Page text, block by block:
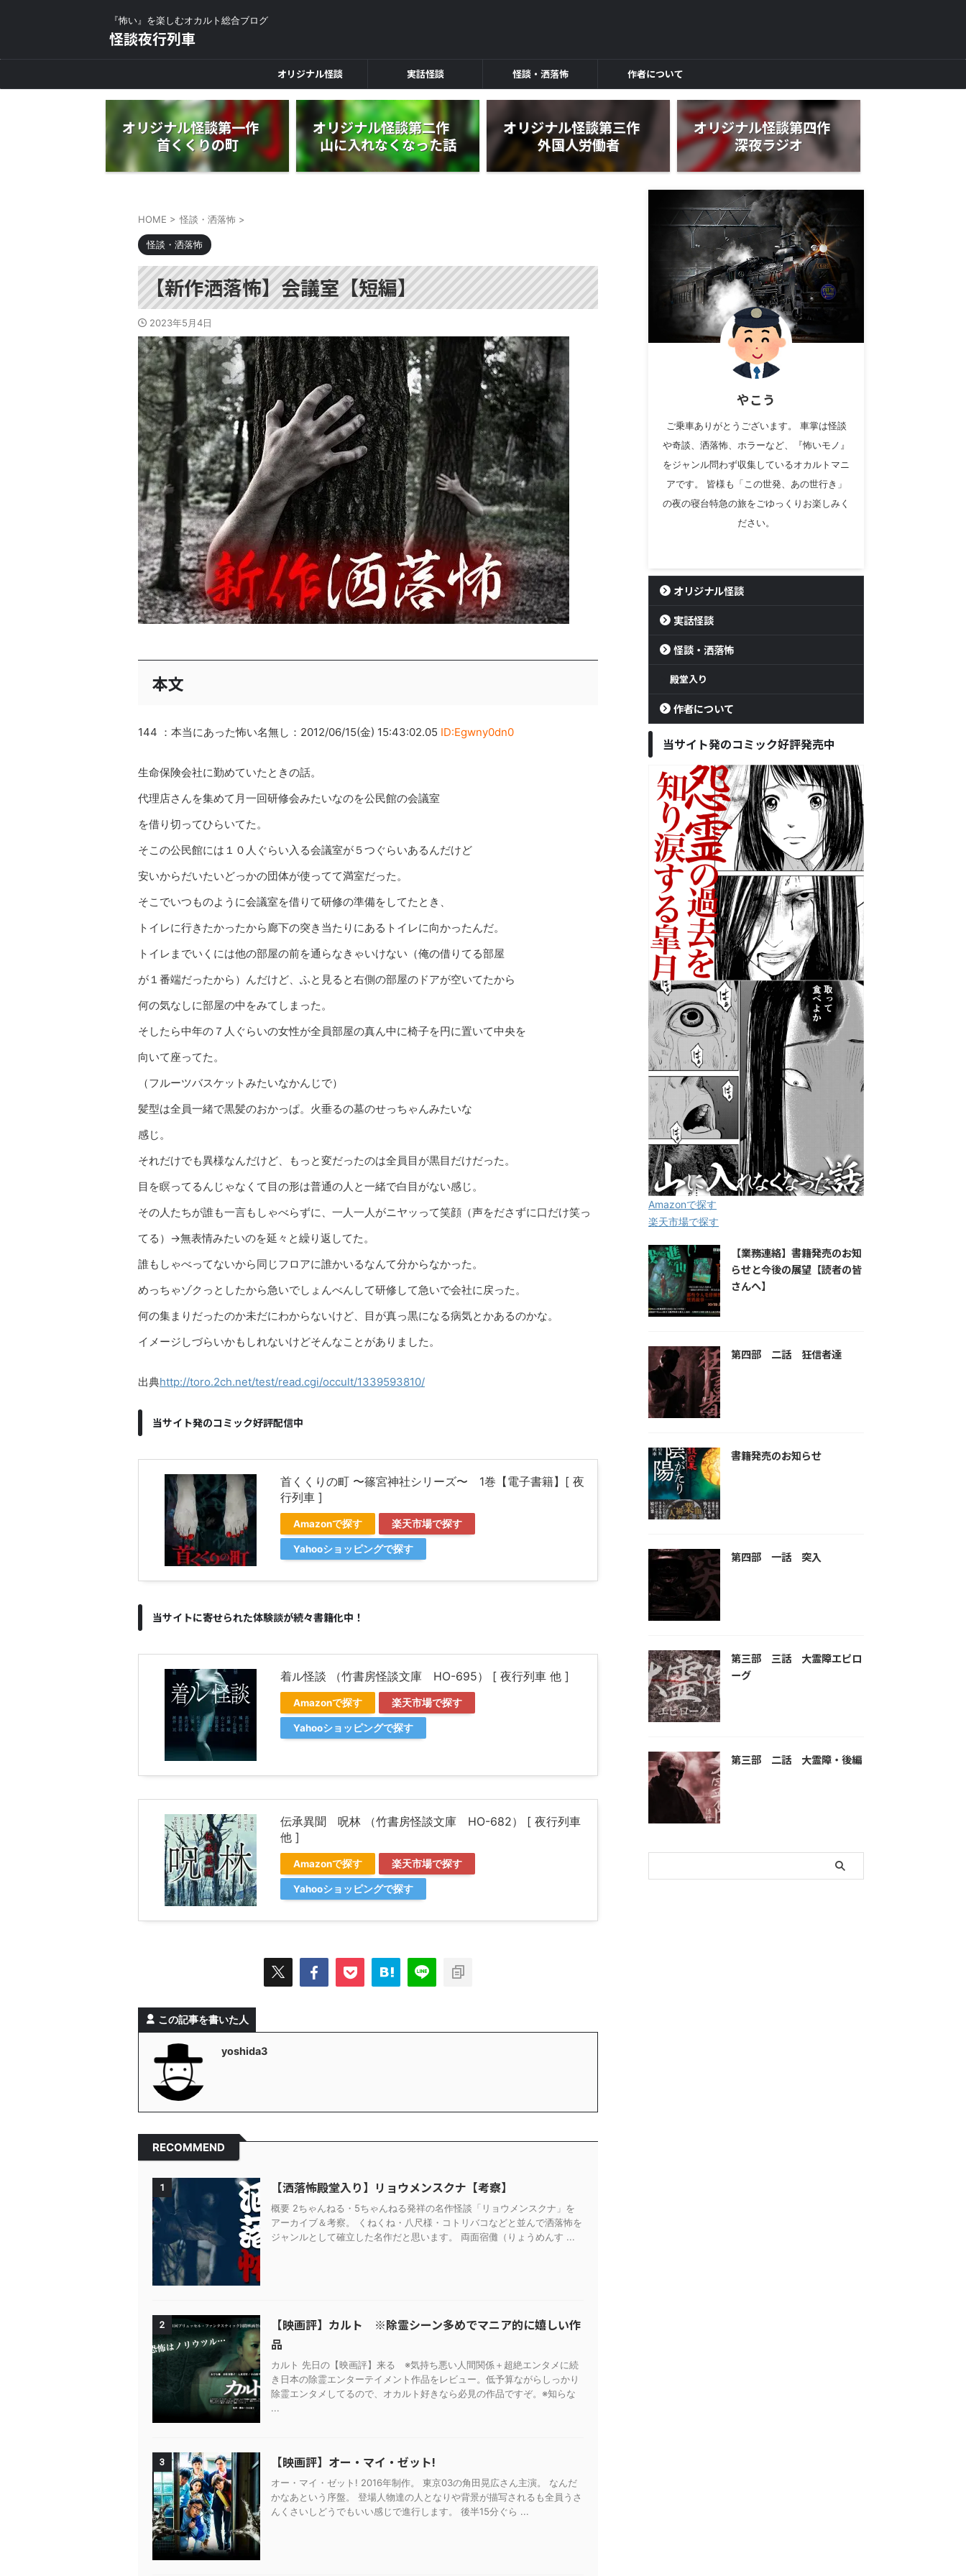
『怖い』を楽しむオカルト総合ブログ
怪談夜行列車
オリジナル怪談 実話怪談 怪談・洒落怖 作者について
オリジナル怪談第一作
首くくりの町
オリジナル怪談第二作
山に入れなくなった話
オリジナル怪談第三作
外国人労働者
オリジナル怪談第四作
深夜ラジオ
HOME > 怪談・洒落怖 >
怪談・洒落怖
【新作洒落怖】会議室【短編】
2023年5月4日
本文
144 ：本当にあった怖い名無し：2012/06/15(金) 15:43:02.05 ID:Egwny0dn0
生命保険会社に勤めていたときの話。
代理店さんを集めて月一回研修会みたいなのを公民館の会議室
を借り切ってひらいてた。
そこの公民館には１０人ぐらい入る会議室が５つぐらいあるんだけど
安いからだいたいどっかの団体が使ってて満室だった。
そこでいつものように会議室を借りて研修の準備をしてたとき、
トイレに行きたかったから廊下の突き当たりにあるトイレに向かったんだ。
トイレまでいくには他の部屋の前を通らなきゃいけない（俺の借りてる部屋
が１番端だったから）んだけど、ふと見ると右側の部屋のドアが空いてたから
何の気なしに部屋の中をみてしまった。
そしたら中年の７人ぐらいの女性が全員部屋の真ん中に椅子を円に置いて中央を
向いて座ってた。
（フルーツバスケットみたいなかんじで）
髪型は全員一緒で黒髪のおかっぱ。火垂るの墓のせっちゃんみたいな
感じ。
それだけでも異様なんだけど、もっと変だったのは全員目が黒目だけだった。
目を瞑ってるんじゃなくて目の形は普通の人と一緒で白目がない感じ。
その人たちが誰も一言もしゃべらずに、一人一人がニヤッって笑顔（声をださずに口だけ笑っ
てる）→無表情みたいのを延々と繰り返してた。
誰もしゃべってないから同じフロアに誰かいるなんて分からなかった。
めっちゃゾクっとしたから急いでしょんべんして研修して急いで会社に戻った。
何の集まりだったのか未だにわからないけど、目が真っ黒になる病気とかあるのかな。
イメージしづらいかもしれないけどそんなことがありました。
出典http://toro.2ch.net/test/read.cgi/occult/1339593810/
当サイト発のコミック好評配信中
首くくりの町 〜篠宮神社シリーズ〜 1巻【電子書籍】[ 夜
行列車 ]
Amazonで探す 楽天市場で探す
Yahooショッピングで探す
当サイトに寄せられた体験談が続々書籍化中！
着ル怪談 （竹書房怪談文庫 HO-695） [ 夜行列車 他 ]
Amazonで探す 楽天市場で探す
Yahooショッピングで探す
伝承異聞 呪林 （竹書房怪談文庫 HO-682） [ 夜行列車
他 ]
Amazonで探す 楽天市場で探す
Yahooショッピングで探す
この記事を書いた人
yoshida3
RECOMMEND
1 【洒落怖殿堂入り】リョウメンスクナ【考察】
概要 2ちゃんねる・5ちゃんねる発祥の名作怪談「リョウメンスクナ」を
アーカイブ＆考察。 くねくね・八尺様・コトリバコなどと並んで洒落怖を
ジャンルとして確立した名作だと思います。 両面宿儺（りょうめんす ...
2
【映画評】カルト ※除霊シーン多めでマニア的に嬉しい作
品
カルト 先日の【映画評】来る ※気持ち悪い人間関係＋超絶エンタメに続
き日本の除霊エンターテイメント作品をレビュー。低予算ながらしっかり
除霊エンタメしてるので、オカルト好きなら必見の作品ですぞ。※知らな
...
3 【映画評】オー・マイ・ゼット!
オー・マイ・ゼット! 2016年制作。 東京03の角田晃広さん主演。 なんだ
かなあという序盤。 登場人物達の人となりや背景が描写されるも全員うさ
んくさいしどうでもいい感じで進行します。 後半15分ぐら ...
やこう
ご乗車ありがとうございます。 車掌は怪談
や奇談、洒落怖、ホラーなど、『怖いモノ』
をジャンル問わず収集しているオカルトマニ
アです。 皆様も「この世発、あの世行き」
の夜の寝台特急の旅をごゆっくりお楽しみく
ださい。
オリジナル怪談
実話怪談
怪談・洒落怖
殿堂入り
作者について
当サイト発のコミック好評発売中
Amazonで探す
楽天市場で探す
【業務連絡】書籍発売のお知
らせと今後の展望【読者の皆
さんへ】
第四部 二話 狂信者達
書籍発売のお知らせ
第四部 一話 突入
第三部 三話 大霊障エピロ
ーグ
第三部 二話 大霊障・後編